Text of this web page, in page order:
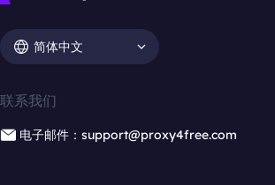
简体中文
联系我们
电子邮件：support@proxy4free.com